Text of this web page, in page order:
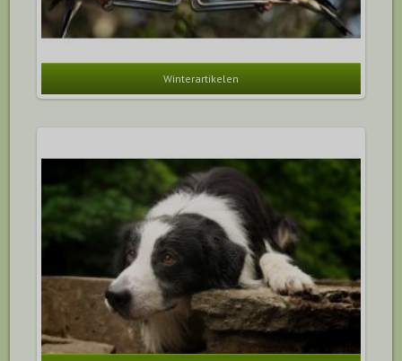
Winterartikelen